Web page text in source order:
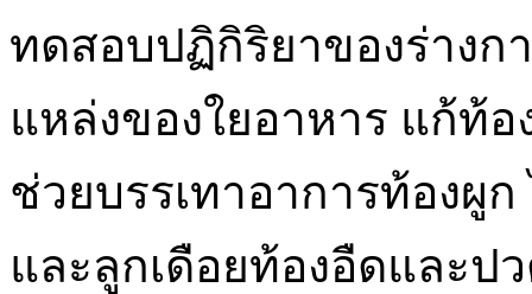
ทดสอบปฏิกิริยาของร่างก
แหล่งของใยอาหาร แก้ท้
ช่วยบรรเทาอาการท้องผู
และลูกเดือยท้องอืดและป